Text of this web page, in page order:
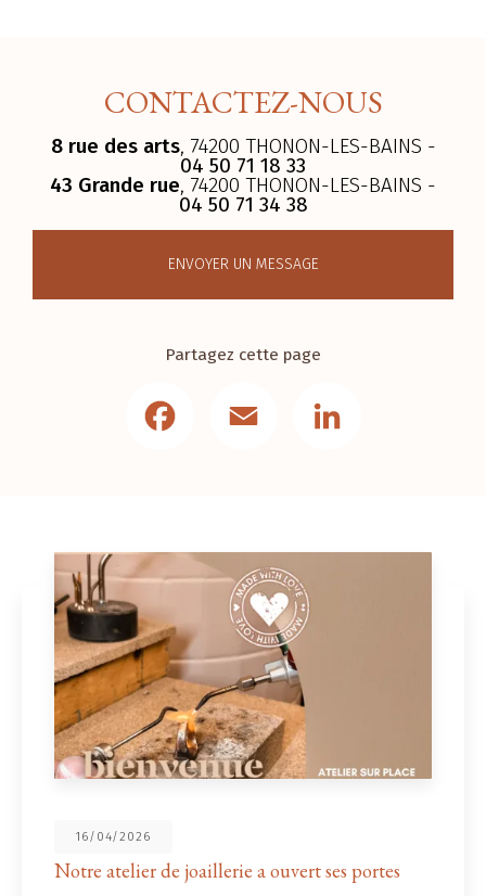
CONTACTEZ-NOUS
8 rue des arts, 74200 THONON-LES-BAINS -
04 50 71 18 33
43 Grande rue, 74200 THONON-LES-BAINS -
04 50 71 34 38
ENVOYER UN MESSAGE
Partagez cette page
16/04/2026
atelier de joaillerie a ouvert ses portes